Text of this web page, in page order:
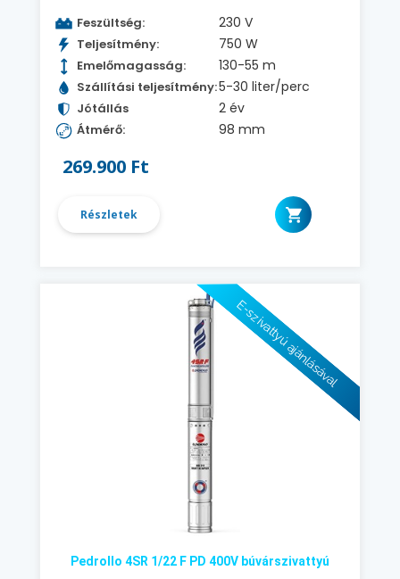
Feszültség: 230 V
Teljesítmény: 750 W
Emelőmagasság: 130-55 m
Szállítási teljesítmény:5-30 liter/perc
Jótállás 2 év
Átmérő: 98 mm
269.900 Ft
Részletek
E-szivattyú ajánlásával
Pedrollo 4SR 1/22 F PD 400V búvárszivattyú